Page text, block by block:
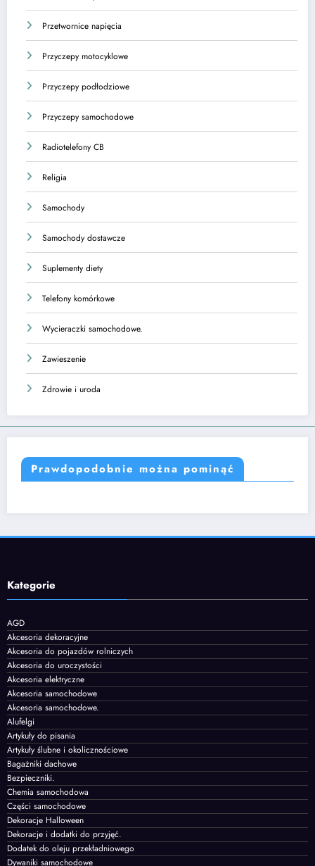
Przetwornice napięcia
Przyczepy motocyklowe
Przyczepy podłodziowe
Przyczepy samochodowe
Radiotelefony CB
Religia
Samochody
Samochody dostawcze
Suplementy diety
Telefony komórkowe
Wycieraczki samochodowe.
Zawieszenie
Zdrowie i uroda
Prawdopodobnie można pominąć
Kategorie
AGD
Akcesoria dekoracyjne
Akcesoria do pojazdów rolniczych
Akcesoria do uroczystości
Akcesoria elektryczne
Akcesoria samochodowe
Akcesoria samochodowe.
Alufelgi
Artykuły do pisania
Artykuły ślubne i okolicznościowe
Bagażniki dachowe
Bezpieczniki.
Chemia samochodowa
Części samochodowe
Dekoracje Halloween
Dekoracje i dodatki do przyjęć.
Dodatek do oleju przekładniowego
Dywaniki samochodowe